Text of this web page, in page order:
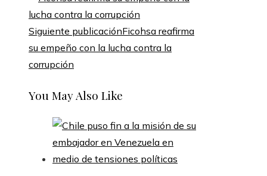
Siguiente publicaciónFicohsa reafirma
su empeño con la lucha contra la
corrupción
You May Also Like